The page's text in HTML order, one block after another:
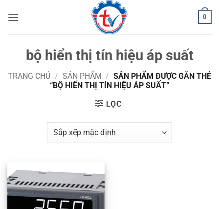
qua
0
bộ hiển thị tín hiệu áp suất
TRANG CHỦ / SẢN PHẨM / SẢN PHẨM ĐƯỢC GẮN THẺ
“BỘ HIỂN THỊ TÍN HIỆU ÁP SUẤT”
LỌC